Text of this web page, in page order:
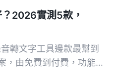
2026實測5款，
轉文字工具邊款最幫到
，由免費到付費，功能由